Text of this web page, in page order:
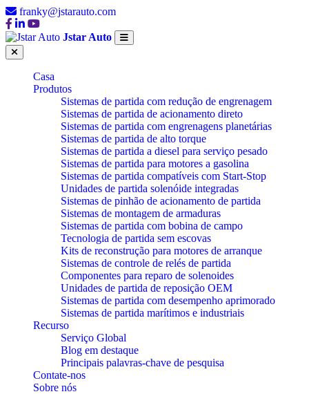
franky@jstarauto.com
Jstar Auto
Casa
Produtos
Sistemas de partida com redução de engrenagem
Sistemas de partida de acionamento direto
Sistemas de partida com engrenagens planetárias
Sistemas de partida de alto torque
Sistemas de partida a diesel para serviço pesado
Sistemas de partida para motores a gasolina
Sistemas de partida compatíveis com Start-Stop
Unidades de partida solenóide integradas
Sistemas de pinhão de acionamento de partida
Sistemas de montagem de armaduras
Sistemas de partida com bobina de campo
Tecnologia de partida sem escovas
Kits de reconstrução para motores de arranque
Sistemas de controle de relés de partida
Componentes para reparo de solenoides
Unidades de partida de reposição OEM
Sistemas de partida com desempenho aprimorado
Sistemas de partida marítimos e industriais
Recurso
Serviço Global
Blog em destaque
Principais palavras-chave de pesquisa
Contate-nos
Sobre nós